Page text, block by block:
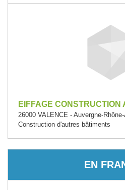
EIFFAGE
26000 VALENCE - Auvergne-
Construction d'autres bâtiments
EN